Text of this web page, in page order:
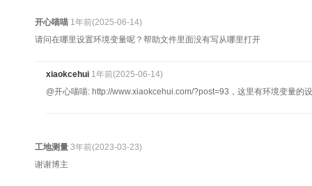
开心喵喵 1年前(2025-06-14)
请问在哪里设置环境变量呢？帮助文件里面没有写从哪里打开
xiaokcehui 1年前(2025-06-14)
@开心喵喵: http://www.xiaokcehui.com/?post=93，这里有环境变量的
工地测量 3年前(2023-03-23)
谢谢博主